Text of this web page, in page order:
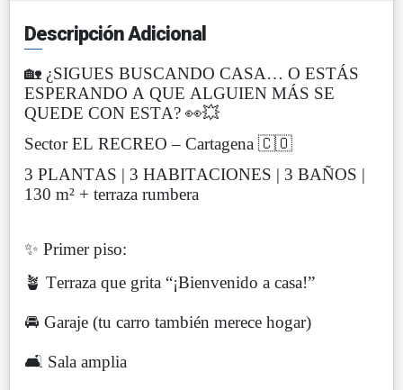
Descripción Adicional
🏡 ¿SIGUES BUSCANDO CASA… O ESTÁS
ESPERANDO A QUE ALGUIEN MÁS SE
QUEDE CON ESTA? 👀💥
Sector EL RECREO – Cartagena 🇨🇴
3 PLANTAS | 3 HABITACIONES | 3 BAÑOS |
130 m² + terraza rumbera
✨ Primer piso:
🪴 Terraza que grita “¡Bienvenido a casa!”
🚘 Garaje (tu carro también merece hogar)
🛋️ Sala amplia